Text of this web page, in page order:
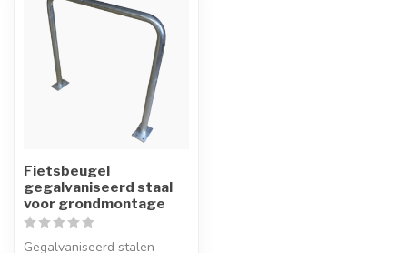
Fietsbeugel
gegalvaniseerd staal
voor grondmontage
Gegalvaniseerd stalen